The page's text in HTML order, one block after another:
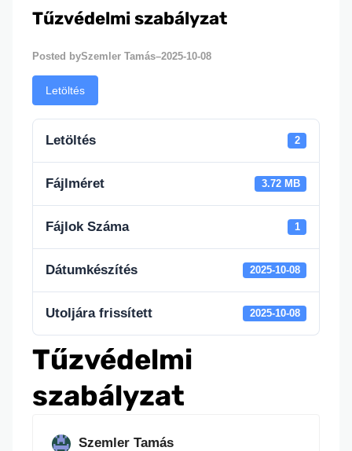
Tűzvédelmi szabályzat
Posted bySzemler Tamás–2025-10-08
Letöltés
Letöltés 2
Fájlméret 3.72 MB
Fájlok Száma 1
Dátumkészítés 2025-10-08
Utoljára frissített 2025-10-08
Tűzvédelmi
szabályzat
Szemler Tamás